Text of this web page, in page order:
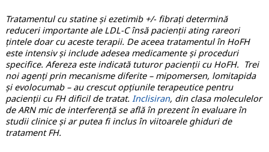
Tratamentul cu statine și ezetimib +/- fibrați determină
reduceri importante ale LDL-C însă pacienții ating rareori
țintele doar cu aceste terapii. De aceea tratamentul în HoFH
este intensiv și include adesea medicamente și proceduri
specifice. Afereza este indicată tuturor pacienții cu HoFH. Trei
noi agenți prin mecanisme diferite – mipomersen, lomitapida
și evolocumab – au crescut opțiunile terapeutice pentru
pacienții cu FH dificil de tratat. Inclisiran, din clasa moleculelor
de ARN mic de interferență se află în prezent în evaluare în
studii clinice și ar putea fi inclus în viitoarele ghiduri de
tratament FH.